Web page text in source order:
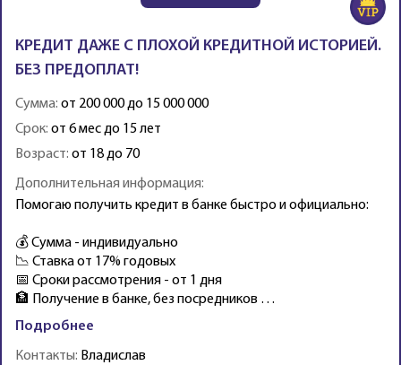
КРЕДИТ ДАЖЕ С ПЛОХОЙ КРЕДИТНОЙ ИСТОРИЕЙ.
БЕЗ ПРЕДОПЛАТ!
Сумма: от 200 000 до 15 000 000
Срок: от 6 мес до 15 лет
Возраст: от 18 до 70
Дополнительная информация:
Помогаю получить кредит в банке быстро и официально:
💰 Сумма - индивидуально
📉 Ставка от 17% годовых
📅 Сроки рассмотрения - от 1 дня
🏦 Получение в банке, без посредников …
Подробнее
Контакты: Владислав